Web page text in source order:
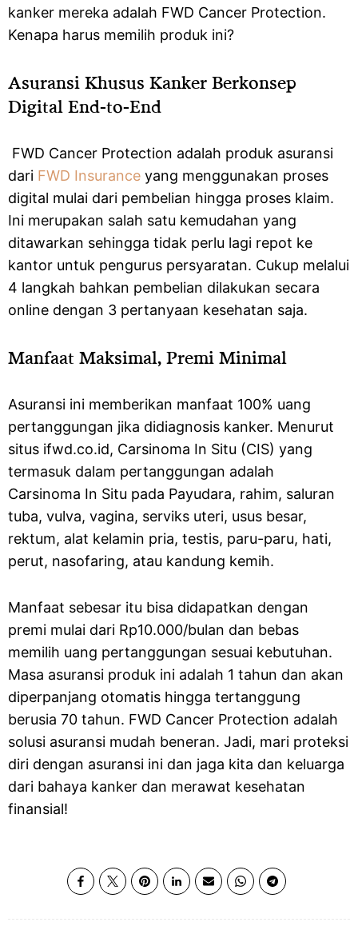
kanker mereka adalah FWD Cancer Protection.
Kenapa harus memilih produk ini?
Asuransi Khusus Kanker Berkonsep
Digital End-to-End
FWD Cancer Protection adalah produk asuransi
dari FWD Insurance yang menggunakan proses
digital mulai dari pembelian hingga proses klaim.
Ini merupakan salah satu kemudahan yang
ditawarkan sehingga tidak perlu lagi repot ke
kantor untuk pengurus persyaratan. Cukup melalui
4 langkah bahkan pembelian dilakukan secara
online dengan 3 pertanyaan kesehatan saja.
Manfaat Maksimal, Premi Minimal
Asuransi ini memberikan manfaat 100% uang
pertanggungan jika didiagnosis kanker. Menurut
situs ifwd.co.id, Carsinoma In Situ (CIS) yang
termasuk dalam pertanggungan adalah
Carsinoma In Situ pada Payudara, rahim, saluran
tuba, vulva, vagina, serviks uteri, usus besar,
rektum, alat kelamin pria, testis, paru-paru, hati,
perut, nasofaring, atau kandung kemih.
Manfaat sebesar itu bisa didapatkan dengan
premi mulai dari Rp10.000/bulan dan bebas
memilih uang pertanggungan sesuai kebutuhan.
Masa asuransi produk ini adalah 1 tahun dan akan
diperpanjang otomatis hingga tertanggung
berusia 70 tahun. FWD Cancer Protection adalah
solusi asuransi mudah beneran. Jadi, mari proteksi
diri dengan asuransi ini dan jaga kita dan keluarga
dari bahaya kanker dan merawat kesehatan
finansial!